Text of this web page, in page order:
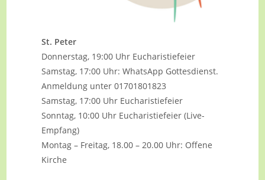
St. Peter
Donnerstag, 19:00 Uhr Eucharistiefeier
Samstag, 17:00 Uhr: WhatsApp Gottesdienst.
Anmeldung unter 01701801823
Samstag, 17:00 Uhr Eucharistiefeier
Sonntag, 10:00 Uhr Eucharistiefeier (Live-
Empfang)
Montag – Freitag, 18.00 – 20.00 Uhr: Offene
Kirche